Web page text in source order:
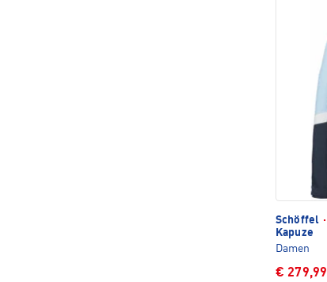
Schöffel ·
Kapuze
Damen
€ 279,99